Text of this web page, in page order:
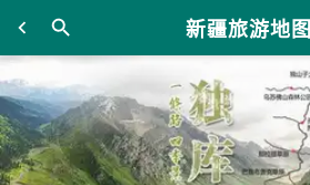
新疆旅游地图